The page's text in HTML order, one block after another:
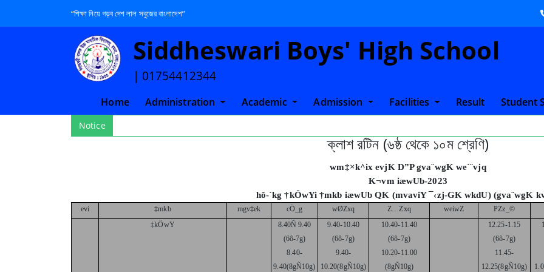
“শিক্ষা নিয়ে গড়ব দেশ লাল সবুজের বাংলাদেশ”
Siddheswari Boys' High School
| 01754412344
Home(current)
Administration Academic Admission Facilities Result Student
Notice
ক্লাশ রটিন (৬ষ্ঠ থেকে ১০ম শ্রেণি)
wm‡×k^ix evjK D”P gva¨wgK we`¨vjq
K¬vm iæwUb-2023
hô-`kg †kÖwYi †mkb iæwUb QK (mvaviY ¯‹zj-GK wkdU) (gva¨wgK
evi ‡mkb mgv‡ek cÖ_g wØZxq Z…Zxq weiwZ PZz_©
‡kÖwY
8.40Ñ 9.40
(6ô-7g)
8.40-
9.40(8gÑ10g)
9.40-10.40
(6ô-7g)
9.40-
10.20(8gÑ10g)
10.40-11.40
(6ô-7g)
10.20-11.00
(8gÑ10g)
12.25-1.15
(6ô-7g)
11.45-
12.25(8gÑ10g)